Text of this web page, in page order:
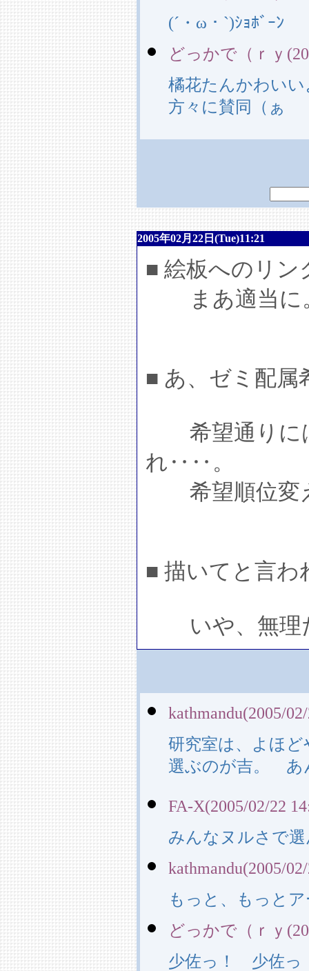
(´・ω・`)ｼｮﾎﾞｰﾝ
どっかで（ｒｙ
橘花たんかわい
方々に賛同（ぁ
2005年02月22日(Tue)11:21
■ 絵板へのリン
まあ適当に
■ あ、ゼミ配属
希望通りに
れ‥‥。
希望順位変
■ 描いてと言わ
いや、無理
kathmandu(2005/
研究室は、よほ
選ぶのが吉。 あ
FA-X(2005/02/22
みんなヌルさで
kathmandu(2005/
もっと、もっと
どっかで（ｒｙ
少佐っ！ 少佐っ